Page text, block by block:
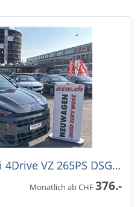
CUPRA Terramar 2.0 TSi 4Drive VZ 265PS DSG-Aut. -44%!
Monatlich ab CHF376.-